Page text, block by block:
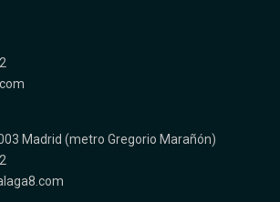
Madrid (metro Gregorio Marañón)